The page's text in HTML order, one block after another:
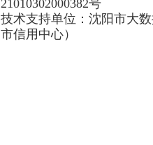
21010302000382号
技术支持单位：沈阳市大
市信用中心）